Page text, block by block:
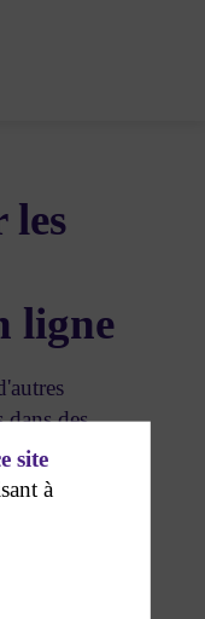
les
ligne
dans des
échanges
site
à